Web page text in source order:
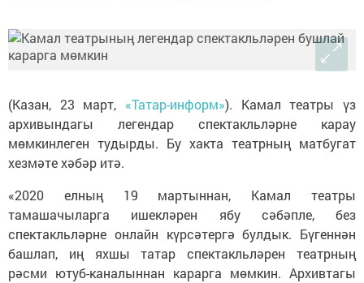
(Казан, 23 март, «Татар-информ»). Камал театры үз
архивындагы легендар спектакльләрне карау
мөмкинлеген тудырды. Бу хакта театрның матбугат
хезмәте хәбәр итә.
«2020 елның 19 мартыннан, Камал театры
тамашачыларга ишекләрен ябу сәбәпле, без
спектакльләрне онлайн күрсәтергә булдык. Бүгеннән
башлап, иң яхшы татар спектакльләрен театрның
рәсми ютуб-каналыннан карарга мөмкин. Архивтагы